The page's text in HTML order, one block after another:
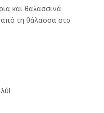
και θαλασσινά
τη θάλασσα στο